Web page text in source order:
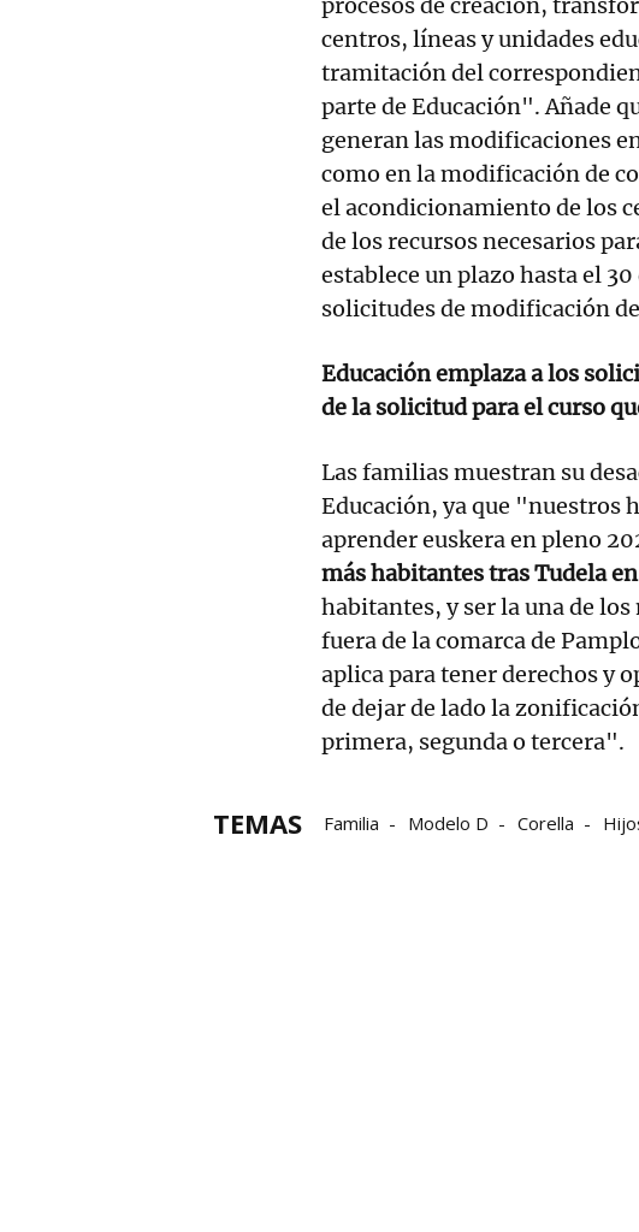
centros, líneas y unidades
tramitación del
parte de Educación". Añade
generan las modificaciones
como en la modificación de
el acondicionamiento de los
de los recursos necesarios
establece un plazo hasta el
solicitudes de modificación
Educación emplaza a los
de la solicitud para el curso
Las familias muestran su
Educación, ya que "nuestros
aprender euskera en pleno
más habitantes tras Tudela
habitantes, y ser la una de
fuera de la comarca de
aplica para tener derechos y
de dejar de lado la
primera, segunda o tercera".
TEMAS Familia Modelo D Corella